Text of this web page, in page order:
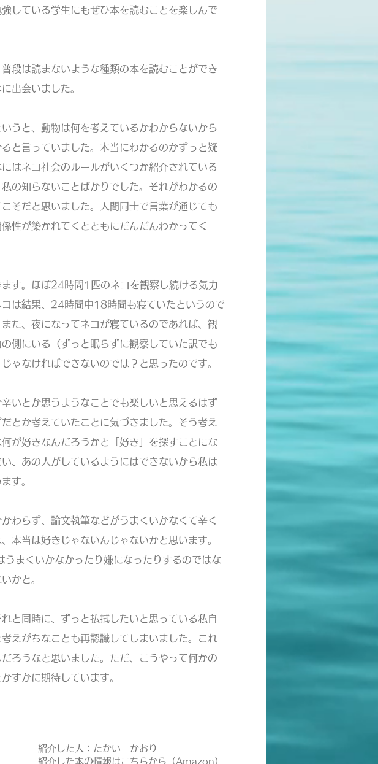
している学生にもぜひ本を読むことを楽しんで
段は読まないような種類の本を読むことができ
出会いました。
うと、動物は何を考えているかわからないから
と言っていました。本当にわかるのかずっと疑
はネコ社会のルールがいくつか紹介されている
の知らないことばかりでした。それがわかるの
そだと思いました。人間同士で言葉が通じても
性が築かれてくとともにだんだんわかってく
す。ほぼ24時間1匹のネコを観察し続ける気力
は結果、24時間中18時間も寝ていたというので
た、夜になってネコが寝ているのであれば、観
側にいる（ずっと眠らずに観察していた訳でも
ゃなければできないのでは？と思ったのです。​
いとか思うようなことでも楽しいと思えるはず
とか考えていたことに気づきました。そう考え
が好きなんだろうかと「好き」を探すことにな
、あの人がしているようにはできないから私は
す。​
わらず、論文執筆などがうまくいかなくて辛く
本当は好きじゃないんじゃないかと思います。
まくいかなかったり嫌になったりするのではな
かと。​
と同時に、ずっと払拭したいと思っている私自
えがちなことも再認識してしまいました。これ
ろうなと思いました。ただ、こうやって何かの
すかに期待しています。
紹介した人：たかい かおり
紹介した本の情報はこちらから（Amazon）